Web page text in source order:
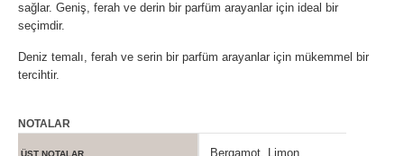
sağlar. Geniş, ferah ve derin bir parfüm arayanlar için ideal bir
seçimdir.
Deniz temalı, ferah ve serin bir parfüm arayanlar için mükemmel bir
tercihtir.
NOTALAR
ÜST NOTALAR Bergamot, Limon